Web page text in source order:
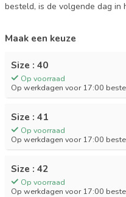
besteld, is de volgende dag in
Maak een keuze
Size : 40
Op voorraad
Op werkdagen voor 17:00
Size : 41
Op voorraad
Op werkdagen voor 17:00
Size : 42
Op voorraad
Op werkdagen voor 17:00